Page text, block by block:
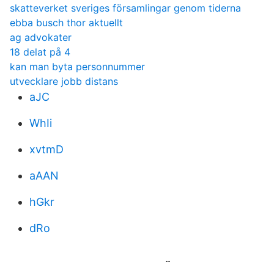
skatteverket sveriges församlingar genom tiderna
ebba busch thor aktuellt
ag advokater
18 delat på 4
kan man byta personnummer
utvecklare jobb distans
aJC
WhIi
xvtmD
aAAN
hGkr
dRo